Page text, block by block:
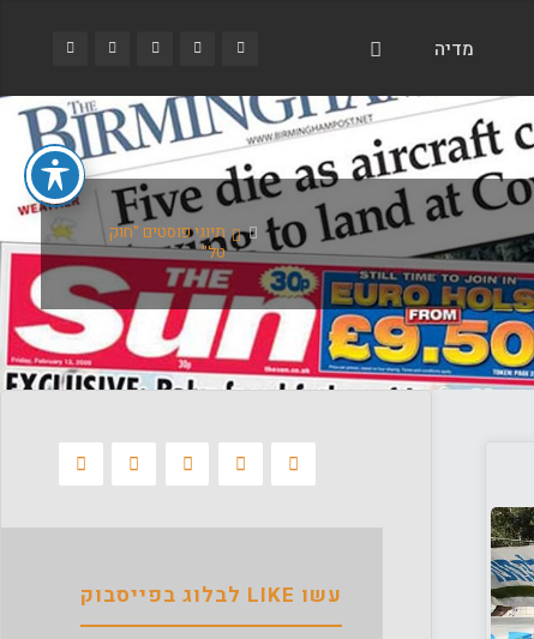
מדיה
ביתתיוגי פוסטים "חוק
טל"
עשו LIKE לבלוג בפייסבוק